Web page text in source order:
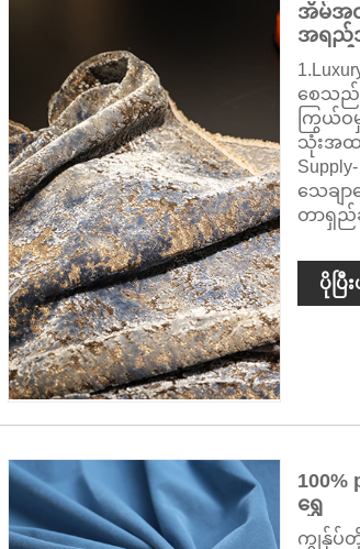
အိမ်အ
အရည်
များနှ
စေသည်
ကြွယ်ဝ
သုံးအထ
သေချ
တာရှည်
ပိုပြီ
ရွှေ
ကျွန်ုပ်